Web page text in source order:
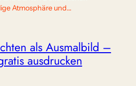
Atmosphäre und…
als Ausmalbild –
ausdrucken